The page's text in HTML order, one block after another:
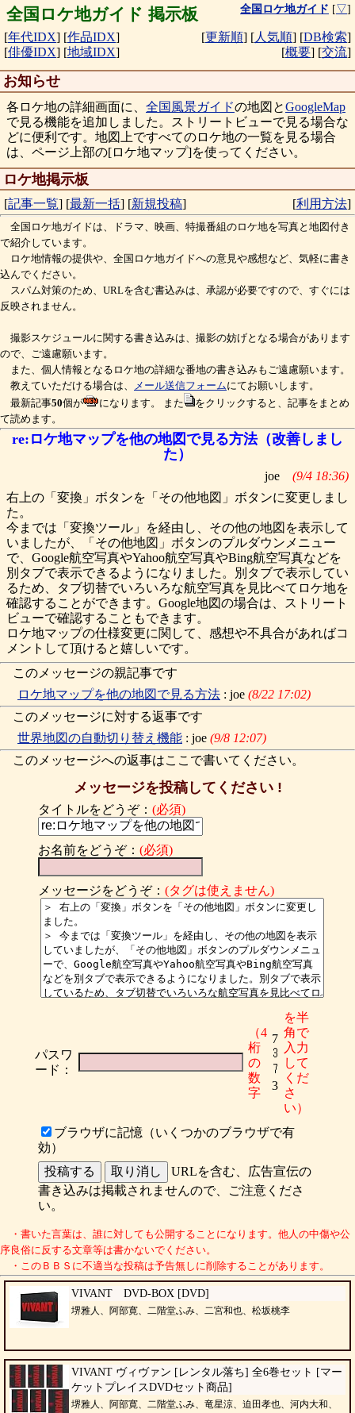
全国ロケ地ガイド 掲示板 全国ロケ地ガイド [▽]
[年代IDX] [作品IDX]
[俳優IDX] [地域IDX]
[更新順] [人気順] [DB検索]
[概要] [交流]
お知らせ
各ロケ地の詳細画面に、 全国風景ガイドの地図とGoogleMap
で見る機能を追加しました。ストリートビューで見る場合な
どに便利です。地図上ですべてのロケ地の一覧を見る場合
は、ページ上部の[ロケ地マップ]を使ってください。
ロケ地掲示板
[記事一覧] [最新一括] [新規投稿] [利用方法]
全国ロケ地ガイドは、ドラマ、映画、特撮番組のロケ地を写真と地図付き
で紹介しています。
ロケ地情報の提供や、全国ロケ地ガイドへの意見や感想など、気軽に書き
込んでください。
スパム対策のため、URLを含む書込みは、承認が必要ですので、すぐには
反映されません。
撮影スケジュールに関する書き込みは、撮影の妨げとなる場合があります
ので、ご遠慮願います。
また、個人情報となるロケ地の詳細な番地の書き込みもご遠慮願います。
教えていただける場合は、
メール送信フォームにてお願いします。
最新記事50個が になります。 また
をクリックすると、記事をまとめ
て読めます。
re:ロケ地マップを他の地図で見る方法（改善しまし
た）
joe (9/4 18:36)
右上の「変換」ボタンを「その他地図」ボタンに変更しまし
た。
今までは「変換ツール」を経由し、その他の地図を表示して
いましたが、「その他地図」ボタンのプルダウンメニュー
で、Google航空写真やYahoo航空写真やBing航空写真などを
別タブで表示できるようになりました。別タブで表示してい
るため、タブ切替でいろいろな航空写真を見比べてロケ地を
確認することができます。Google地図の場合は、ストリート
ビューで確認することもできます。
ロケ地マップの仕様変更に関して、感想や不具合があればコ
メントして頂けると嬉しいです。
このメッセージの親記事です
ロケ地マップを他の地図で見る方法 : joe (8/22 17:02)
このメッセージに対する返事です
世界地図の自動切り替え機能 : joe (9/8 12:07)
このメッセージへの返事はここで書いてください。
メッセージを投稿してください !
タイトルをどうぞ： (必須)
お名前をどうぞ： (必須)
メッセージをどうぞ： (タグは使えません)
パスワ
ード：
（4
桁
の
数
字
7
3
を半
角で
入力
して
くだ
さ
い）
ブラウザに記憶（いくつかのブラウザで有
効）
URLを含む、広告宣伝の
書き込みは掲載されませんので、ご注意くださ
い。
・書いた言葉は、誰に対しても公開することになります。他人の中傷や公
序良俗に反する文章等は書かないでください。
・このＢＢＳに不適当な投稿は予告無しに削除することがあります。
VIVANT DVD-BOX [DVD]
堺雅人、阿部寛、二階堂ふみ、二宮和也、松坂桃李
VIVANT ヴィヴァン [レンタル落ち] 全6巻セット [マー
ケットプレイスDVDセット商品]
堺雅人、阿部寛、二階堂ふみ、竜星涼、迫田孝也、河内大和、